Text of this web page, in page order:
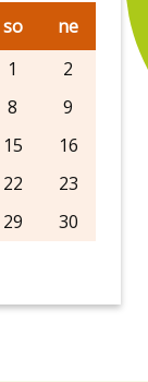
so
ne
1
2
8
9
15
16
22
23
29
30